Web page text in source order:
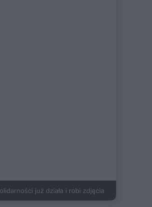
już działa i robi zdjęcia